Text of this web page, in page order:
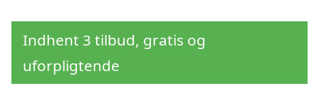
Indhent 3 tilbud, gratis og
uforpligtende